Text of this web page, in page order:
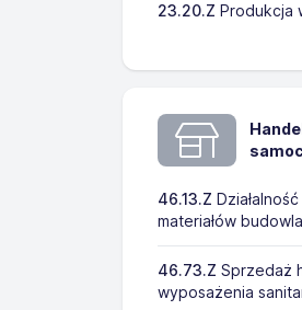
23.20.Z Produkcja
46.13.Z
materiałów
46.73.Z Sprzedaż
wyposażenia